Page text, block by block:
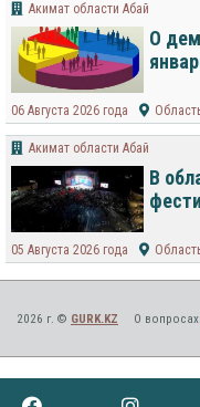
Акимат области Абай
О
06 Августа 2026 года
Акимат области Абай
В
05 Августа 2026 года
2026 г. © GURK.KZ О вопросах